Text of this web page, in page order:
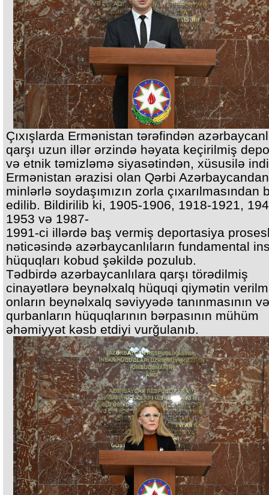
Çıxışlarda Ermənistan tərəfindən
qarşı uzun illər ərzində həyata keçirilmiş
və etnik təmizləmə siyasətindən, xüsusilə
Ermənistan ərazisi olan Qərbi
minlərlə soydaşımızın zorla çıxarılmasından
edilib. Bildirilib ki, 1905-1906, 1918-1921,
1953 və 1987-
1991-ci illərdə baş vermiş deportasiya
nəticəsində azərbaycanlıların fundamental
hüquqları kobud şəkildə pozulub.
Tədbirdə azərbaycanlılara qarşı törədilmiş
cinayətlərə beynəlxalq hüquqi qiymətin
onların beynəlxalq səviyyədə tanınmasının və
qurbanların hüquqlarının bərpasının mühüm
əhəmiyyət kəsb etdiyi vurğulanıb.